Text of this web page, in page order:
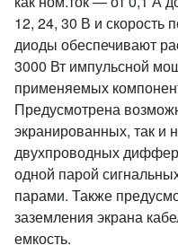
12, 24, 30 В и скорость
диоды обеспечивают
3000 Вт импульсной
применяемых
Предусмотрена
экранированных, так и
двухпроводных
одной парой
парами. Также
заземления экрана
емкость.